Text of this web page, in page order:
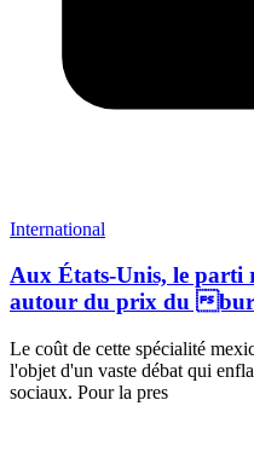
International
Aux États-Unis, le parti
autour du prix du
Le coût de cette spécialité
l'objet d'un vaste débat qui
sociaux. Pour la pres